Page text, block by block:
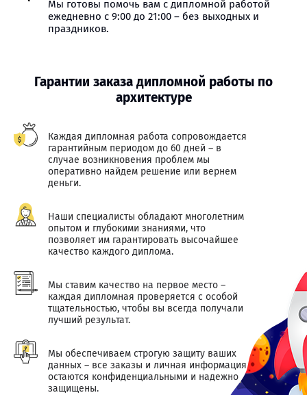
Мы готовы помочь вам с дипломной работой
ежедневно с 9:00 до 21:00 – без выходных и
праздников.
Гарантии заказа дипломной работы по
архитектуре
Каждая дипломная работа сопровождается
гарантийным периодом до 60 дней – в
случае возникновения проблем мы
оперативно найдем решение или вернем
деньги.
Наши специалисты обладают многолетним
опытом и глубокими знаниями, что
позволяет им гарантировать высочайшее
качество каждого диплома.
Мы ставим качество на первое место –
каждая дипломная проверяется с особой
тщательностью, чтобы вы всегда получали
лучший результат.
Мы обеспечиваем строгую защиту ваших
данных – все заказы и личная информация
остаются конфиденциальными и надежно
защищены.